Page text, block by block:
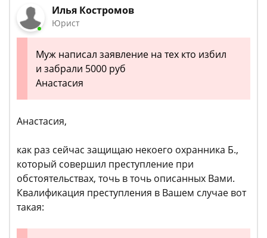
Илья Костромов
Юрист
Муж написал заявление на тех кто избил
и забрали 5000 руб
Анастасия
Анастасия,
как раз сейчас защищаю некоего охранника Б.,
который совершил преступление при
обстоятельствах, точь в точь описанных Вами.
Квалификация преступления в Вашем случае вот
такая: